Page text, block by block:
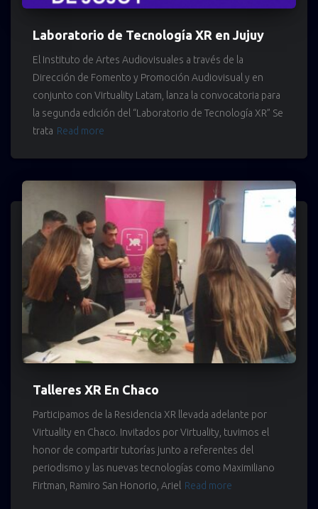
Laboratorio de Tecnología XR en Jujuy
El Instituto de Artes Audiovisuales a través de la
Dirección de Fomento y Promoción Audiovisual y en
conjunto con Virtuality Latam, lanza la convocatoria para
la segunda edición del “Laboratorio de Tecnología XR” Se
trata Read more
Talleres XR En Chaco
Participamos de la Residencia XR llevada adelante por
Virtuality en Chaco. Invitados por Virtuality, tuvimos el
honor de compartir tutorías junto a referentes del
periodismo y las nuevas tecnologías como Maximiliano
Firtman, Ramiro San Honorio, Ariel Read more